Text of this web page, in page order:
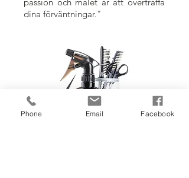
dina förväntningar."
Phone Email Facebook